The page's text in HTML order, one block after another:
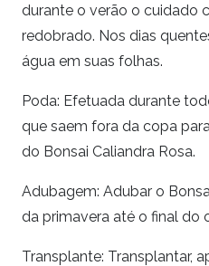
durante o verão o cuidado
redobrado. Nos dias
água em suas folhas.
Poda: Efetuada durante
que saem fora da copa
do Bonsai Caliandra Rosa.
Adubagem: Adubar o
da primavera até o final do
Transplante: Transplantar,